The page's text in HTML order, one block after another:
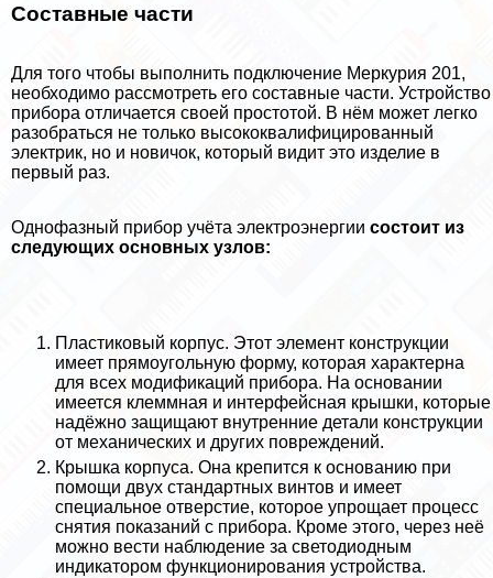
Составные части
Для того чтобы выполнить подключение Меркурия 201,
необходимо рассмотреть его составные части. Устройство
прибора отличается своей простотой. В нём может легко
разобраться не только высококвалифицированный
электрик, но и новичок, который видит это изделие в
первый раз.
Однофазный прибор учёта электроэнергии состоит из
следующих основных узлов:
Пластиковый корпус. Этот элемент конструкции
имеет прямоугольную форму, которая хаpaктерна
для всех модификаций прибора. На основании
имеется клеммная и интерфейсная крышки, которые
надёжно защищают внутренние детали конструкции
от механических и других повреждений.
Крышка корпуса. Она крепится к основанию при
помощи двух стандартных винтов и имеет
специальное отверстие, которое упрощает процесс
снятия показаний с прибора. Кроме этого, через неё
можно вести наблюдение за светодиодным
индикатором функционирования устройства.